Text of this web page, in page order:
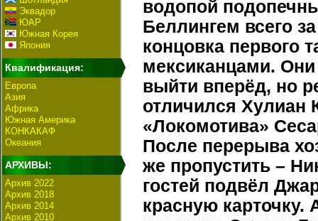
Эквадор
ЮАР
Южная Корея
Япония
Квалификация:
Европа
Азия
Африка
Южная Америка
КОНКАКАФ
Океания
АРХИВЫ:
Архив 2022
Архив 2018
Архив 2014
Архив 2010
водопой
Беллингем всего
концовка первого
мексиканцами. Они
выйти вперёд, но
отличился Хулиан
«Локомотива»
После перерыва
же пропустить –
гостей подвёл
красную карточку.